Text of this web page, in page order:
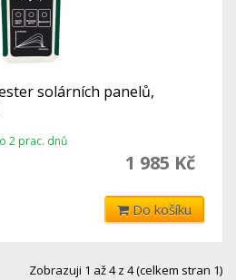
solárních panelů,
2 prac. dnů
1 985 Kč
Do košíku
Zobrazuji 1 až 4 z 4 (celkem stran 1)